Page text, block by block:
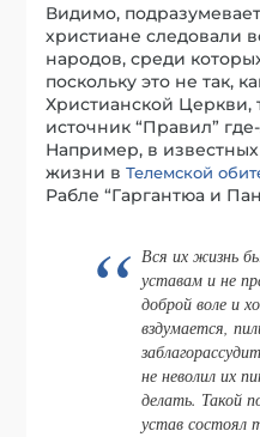
Видимо,
христиане следовали
народов, среди
поскольку это не так,
Христианской Церкви,
источник “Правил”
Например, в
жизни вТелемской
Рабле “Гаргантюа и
Вся их жизнь
уставам и не
доброй воле и
вздумается,
не неволил их
делать. Такой
устав состоял